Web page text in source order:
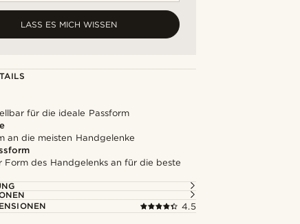
LASS ES MICH WISSEN
für die ideale Passform
an die meisten Handgelenke
Form des Handgelenks an für die beste
4.5